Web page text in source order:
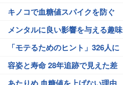
キノコで血糖値スパイクを防ぐ
メンタルに良い影響を与える趣味
「モテるためのヒント」326人に
容姿と寿命 28年追跡で見えた差